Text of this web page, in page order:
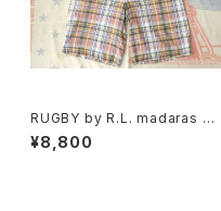
RUGBY by R.L. madaras pl
aid cotton Shorts
¥8,800